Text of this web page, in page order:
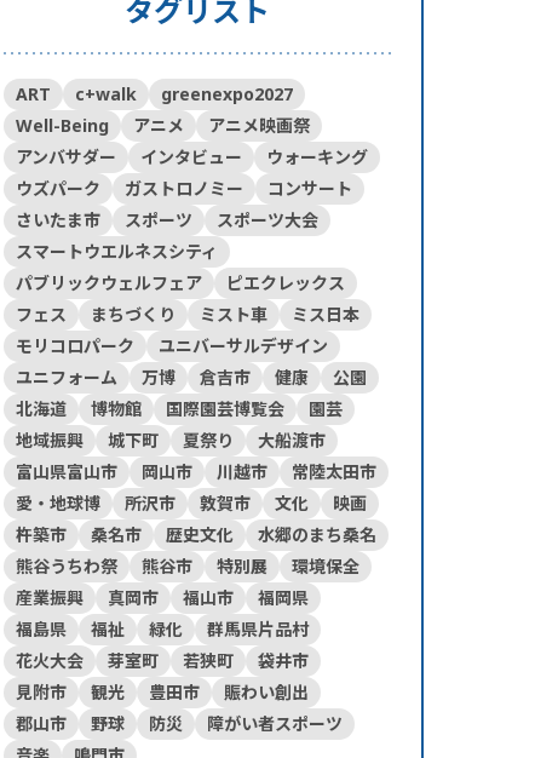
タグリスト
ART c+walk
greenexpo2027
Well-Being
アニメ
アニメ映画祭
アンバサダー
インタビュー
ウォーキング
ウズパーク
ガストロノミー
コンサート
さいたま市
スポーツ
スポーツ大会
スマートウエルネスシティ
パブリックウェルフェア
ピエクレックス
フェス
まちづくり ミスト車
ミス日本
モリコロパーク
ユニバーサルデザイン
ユニフォーム
万博 倉吉市 健康
公園
北海道
博物館 国際園芸博覧会
園芸
地域振興
城下町 夏祭り
大船渡市
富山県富山市
岡山市 川越市
常陸太田市
愛・地球博
所沢市 敦賀市 文化
映画
杵築市
桑名市 歴史文化
水郷のまち桑名
熊谷うちわ祭
熊谷市 特別展
環境保全
産業振興
真岡市 福山市
福岡県
福島県
福祉 緑化
群馬県片品村
花火大会
芽室町 若狭町
袋井市
見附市
観光 豊田市
賑わい創出
郡山市
野球 防災
障がい者スポーツ